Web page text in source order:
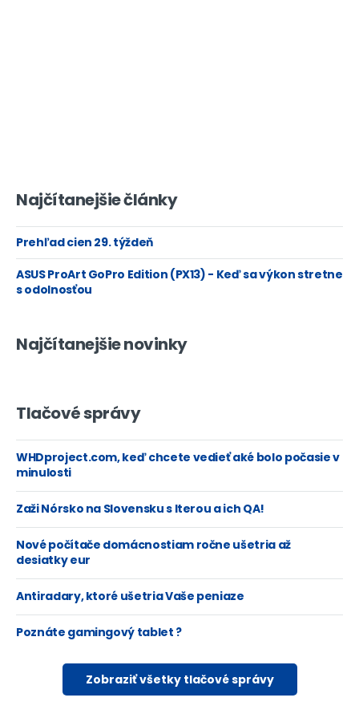
Najčítanejšie články
Prehľad cien 29. týždeň
ASUS ProArt GoPro Edition (PX13) - Keď sa výkon stretne
s odolnosťou
Najčítanejšie novinky
Tlačové správy
WHDproject.com, keď chcete vedieť aké bolo počasie v
minulosti
Zaži Nórsko na Slovensku s Iterou a ich QA!
Nové počítače domácnostiam ročne ušetria až
desiatky eur
Antiradary, ktoré ušetria Vaše peniaze
Poznáte gamingový tablet ?
Zobraziť všetky tlačové správy